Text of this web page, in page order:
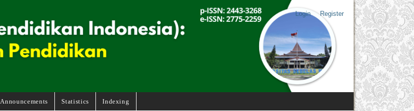
Login Register
Announcements Statistics Indexing